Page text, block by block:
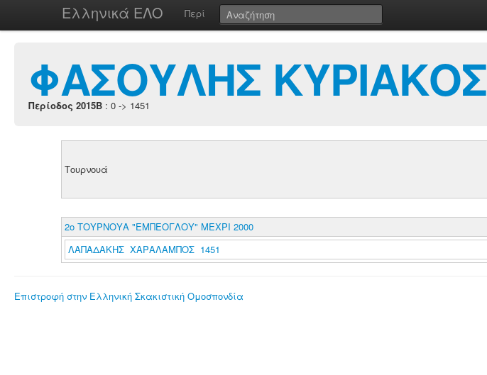
Ελληνικά ΕΛΟ Περί
ΦΑΣΟΥΛΗΣ ΚΥΡΙΑΚΟΣ
Περίοδος 2015B : 0 -> 1451
Τουρνουά
2ο ΤΟΥΡΝΟΥΑ "ΕΜΠΕΟΓΛΟΥ" ΜΕΧΡΙ 2000
ΛΑΠΑΔΑΚΗΣ ΧΑΡΑΛΑΜΠΟΣ 1451
Επιστροφή στην Ελληνική Σκακιστική Ομοσπονδία